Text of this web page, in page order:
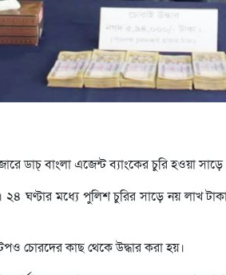
ডাচ্ বাংলা এজেন্ট ব্যাংকের চুরি হওয়া
ঘণ্টার মধ্যে পুলিশ চুরির সাড়ে নয় লাখ
চোরদের কাছ থেকে উদ্ধার করা হয়।